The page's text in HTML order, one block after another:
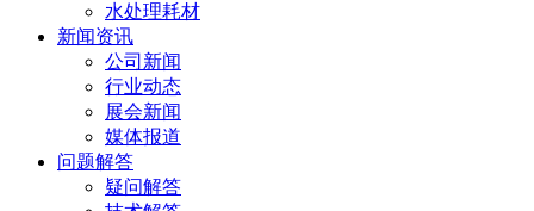
水处理耗材
新闻资讯
公司新闻
行业动态
展会新闻
媒体报道
问题解答
疑问解答